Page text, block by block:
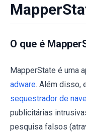
O que é
MapperState é uma
adware. Além disso,
sequestrador de
publicitárias
pesquisa falsos